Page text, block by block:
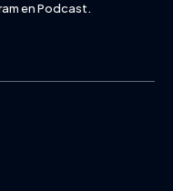
en Podcast.